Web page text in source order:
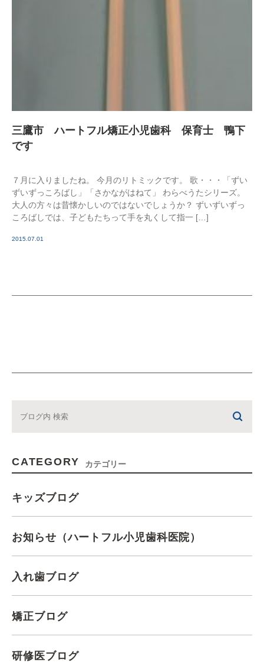
三鷹市 ハートフル矯正小児歯科 保育士 鴨下
です
７月に入りましたね。 今月のリトミックです。 歌・・・「ずい
ずいずっころばし」「さかながはねて」 わらべうたシリーズ。
大人の方々は昔懐かしいのではないでしょうか？ ずいずいずっ
ころばしでは、子どもたちって手を丸くして指一 […]
2015.07.01
CATEGORY カテゴリー
キッズブログ
お知らせ（ハートフル小児歯科医院）
入れ歯ブログ
矯正ブログ
研修医ブログ